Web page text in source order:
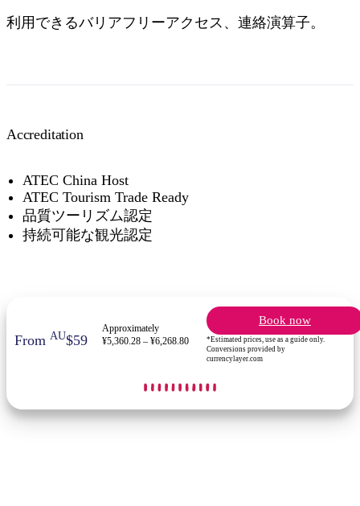
利用できるバリアフリーアクセス、連絡演算子。
Accreditation
ATEC China Host
ATEC Tourism Trade Ready
品質ツーリズム認定
持続可能な観光認定
From AU$59
Approximately
¥5,360.28 – ¥6,268.80
Book now
*Estimated prices, use as a guide only.
Conversions provided by
currencylayer.com